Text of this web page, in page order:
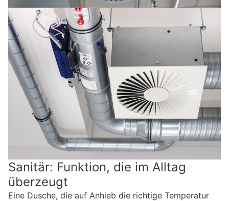
Sanitär: Funktion, die im Alltag
überzeugt
Eine Dusche, die auf Anhieb die richtige Temperatur